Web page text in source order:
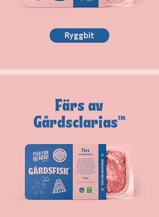
Ryggbit
Färs av
Gårdsclarias™